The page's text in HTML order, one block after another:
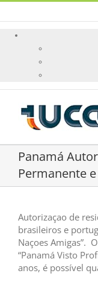
Skip
to
Panamá
Permanente
Autorizaçao de
brasileiros e
Naçoes Amigas”.
“Panamá Visto
anos, é possível